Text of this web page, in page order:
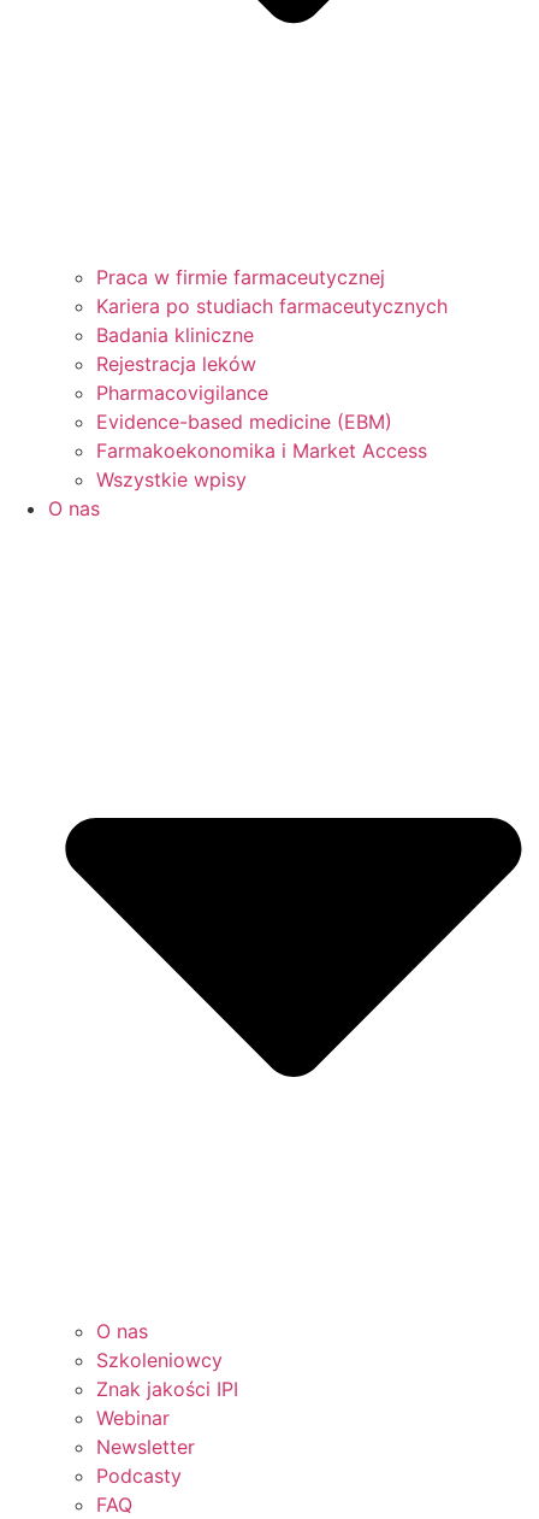
Praca w firmie farmaceutycznej
Kariera po studiach farmaceutycznych
Badania kliniczne
Rejestracja leków
Pharmacovigilance
Evidence-based medicine (EBM)
Farmakoekonomika i Market Access
Wszystkie wpisy
O nas
O nas
Szkoleniowcy
Znak jakości IPI
Webinar
Newsletter
Podcasty
FAQ